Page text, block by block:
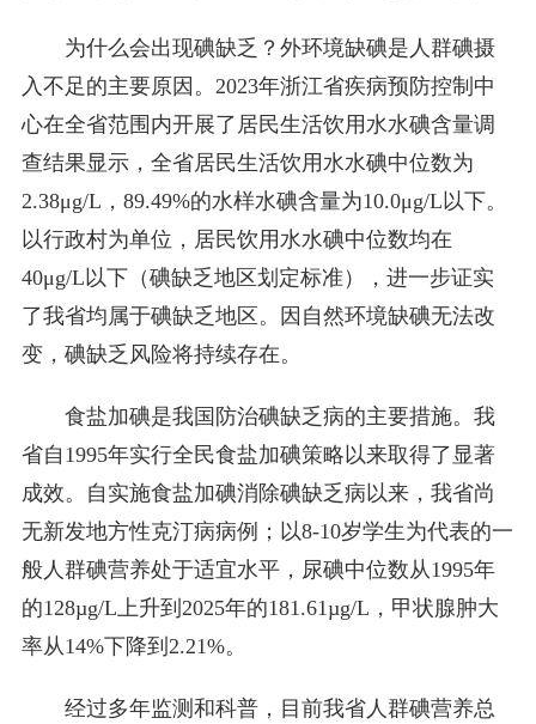
为什么会出现碘缺乏？外环境缺碘是人群碘摄
入不足的主要原因。2023年浙江省疾病预防控制中
心在全省范围内开展了居民生活饮用水水碘含量调
查结果显示，全省居民生活饮用水水碘中位数为
2.38μg/L，89.49%的水样水碘含量为10.0μg/L以下。
以行政村为单位，居民饮用水水碘中位数均在
40μg/L以下（碘缺乏地区划定标准），进一步证实
了我省均属于碘缺乏地区。因自然环境缺碘无法改
变，碘缺乏风险将持续存在。
食盐加碘是我国防治碘缺乏病的主要措施。我
省自1995年实行全民食盐加碘策略以来取得了显著
成效。自实施食盐加碘消除碘缺乏病以来，我省尚
无新发地方性克汀病病例；以8-10岁学生为代表的一
般人群碘营养处于适宜水平，尿碘中位数从1995年
的128µg/L上升到2025年的181.61µg/L，甲状腺肿大
率从14%下降到2.21%。
经过多年监测和科普，目前我省人群碘营养总